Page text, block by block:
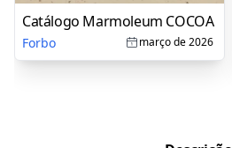
Catálogo Marmoleum COCOA
Forbo março de 2026